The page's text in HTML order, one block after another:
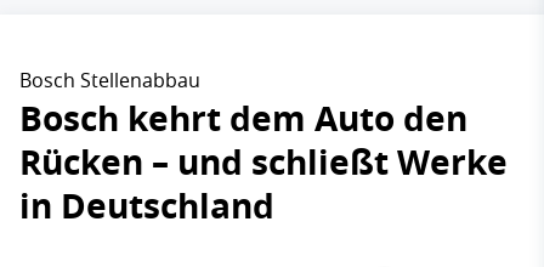
Bosch Stellenabbau
Bosch kehrt dem Auto den
Rücken – und schließt Werke
in Deutschland